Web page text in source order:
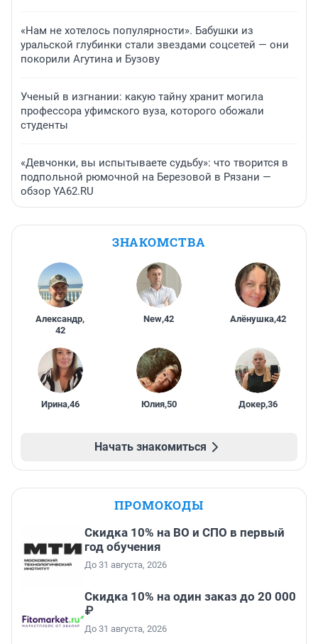
«Нам не хотелось популярности». Бабушки из
уральской глубинки стали звездами соцсетей — они
покорили Агутина и Бузову
Ученый в изгнании: какую тайну хранит могила
профессора уфимского вуза, которого обожали
студенты
«Девчонки, вы испытываете судьбу»: что творится в
подпольной рюмочной на Березовой в Рязани —
обзор YA62.RU
ЗНАКОМСТВА
Александр,
42
New,42 Алёнушка,42
Ирина,46 Юлия,50 Докер,36
Начать знакомиться
ПРОМОКОДЫ
Скидка 10% на ВО и СПО в первый
год обучения
До 31 августа, 2026
Скидка 10% на один заказ до 20 000
₽
До 31 августа, 2026